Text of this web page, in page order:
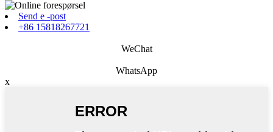
Send e -post
+86 15818267721
WeChat
WhatsApp
x